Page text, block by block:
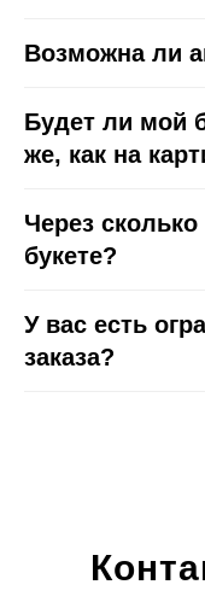
Возможна ли
Будет ли мой
же, как на
Через
букете?
У вас есть
заказа?